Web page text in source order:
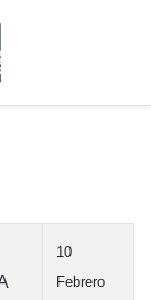
10
Febrero